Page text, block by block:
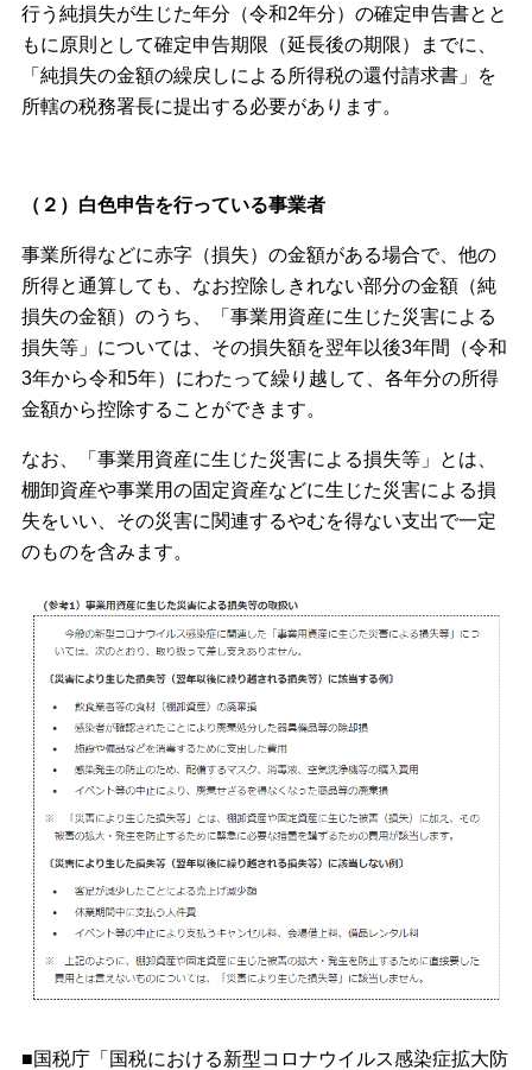
行う純損失が生じた年分（令和2年分）の確定申告書とと
もに原則として確定申告期限（延長後の期限）までに、
「純損失の金額の繰戻しによる所得税の還付請求書」を
所轄の税務署長に提出する必要があります。
（２）白色申告を行っている事業者
事業所得などに赤字（損失）の金額がある場合で、他の
所得と通算しても、なお控除しきれない部分の金額（純
損失の金額）のうち、「事業用資産に生じた災害による
損失等」については、その損失額を翌年以後3年間（令和
3年から令和5年）にわたって繰り越して、各年分の所得
金額から控除することができます。
なお、「事業用資産に生じた災害による損失等」とは、
棚卸資産や事業用の固定資産などに生じた災害による損
失をいい、その災害に関連するやむを得ない支出で一定
のものを含みます。
■国税庁「国税における新型コロナウイルス感染症拡大防